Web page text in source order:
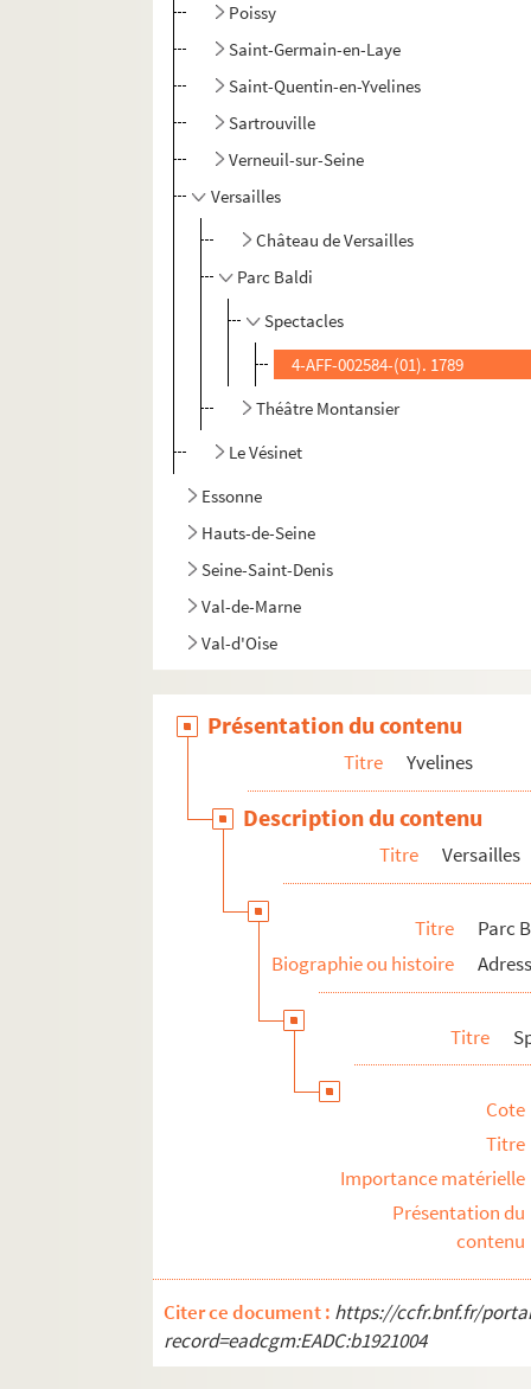
Poissy
Saint-Germain-en-Laye
Saint-Quentin-en-Yvelines
Sartrouville
Verneuil-sur-Seine
Versailles
Château de Versailles
Parc Baldi
Spectacles
4-AFF-002584-(01). 1789
Théâtre Montansier
Le Vésinet
Essonne
Hauts-de-Seine
Seine-Saint-Denis
Val-de-Marne
Val-d'Oise
Présentation du contenu
Titre Yvelines
Description du contenu
Titre Versailles
Titre
Parc
Biographie ou histoire
Titre
Cote
Titre
Importance matérielle
Présentation du
contenu
Citer ce document : https://ccfr.bnf.fr/
record=eadcgm:EADC:b1921004